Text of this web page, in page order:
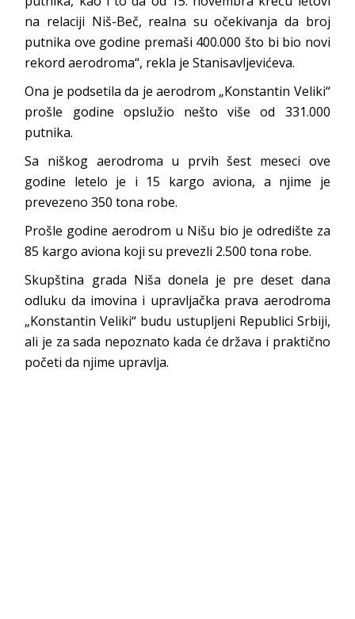
na relaciji Niš-Beč, realna su očekivanja da broj
putnika ove godine premaši 400.000 što bi bio novi
rekord aerodroma“, rekla je Stanisavljevićeva.
Ona je podsetila da je aerodrom „Konstantin Veliki“
prošle godine opslužio nešto više od 331.000
putnika.
Sa niškog aerodroma u prvih šest meseci ove
godine letelo je i 15 kargo aviona, a njime je
prevezeno 350 tona robe.
Prošle godine aerodrom u Nišu bio je odredište za
85 kargo aviona koji su prevezli 2.500 tona robe.
Skupština grada Niša donela je pre deset dana
odluku da imovina i upravljačka prava aerodroma
„Konstantin Veliki“ budu ustupljeni Republici Srbiji,
ali je za sada nepoznato kada će država i praktično
početi da njime upravlja.